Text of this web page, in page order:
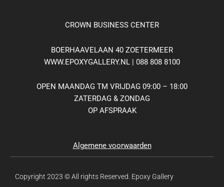
CROWN BUSINESS CENTER
BOERHAAVELAAN 40 ZOETERMEER
WWW.EPOXYGALLERY.NL | 088 808 8100
OPEN MAANDAG TM VRIJDAG 09:00 – 18:00
ZATERDAG & ZONDAG
OP AFSPRAAK
Algemene voorwaarden
Copyright 2023 © All rights Reserved. Epoxy Gallery